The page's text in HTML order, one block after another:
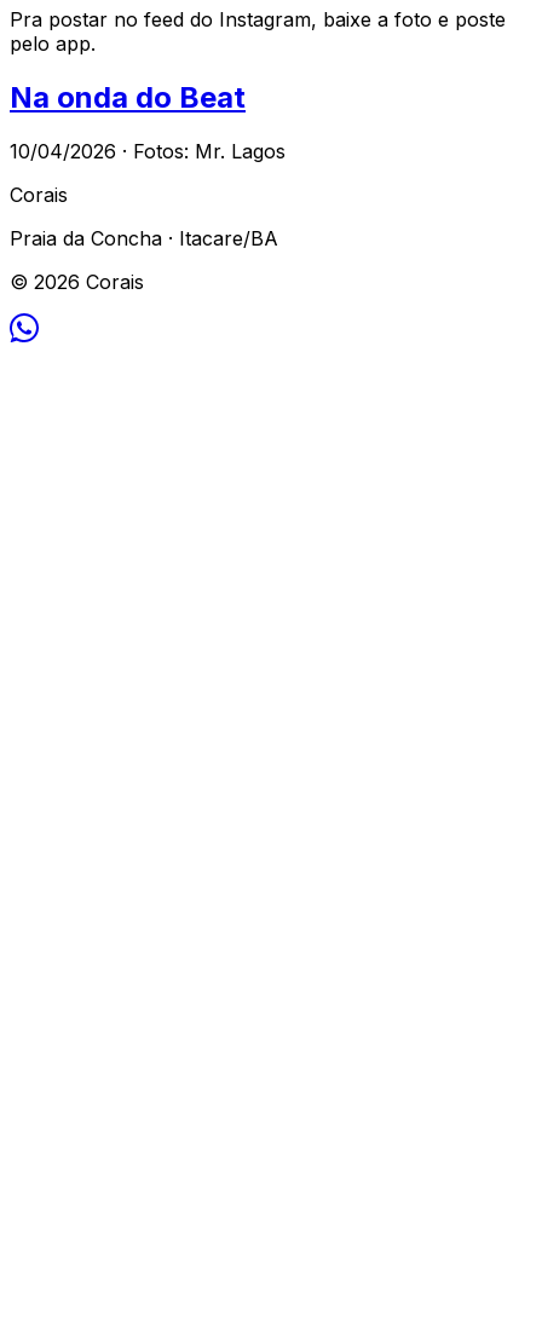
Pra postar no feed do Instagram, baixe a foto e poste
pelo app.
Na onda do Beat
10/04/2026 · Fotos: Mr. Lagos
Corais
Praia da Concha · Itacare/BA
© 2026 Corais